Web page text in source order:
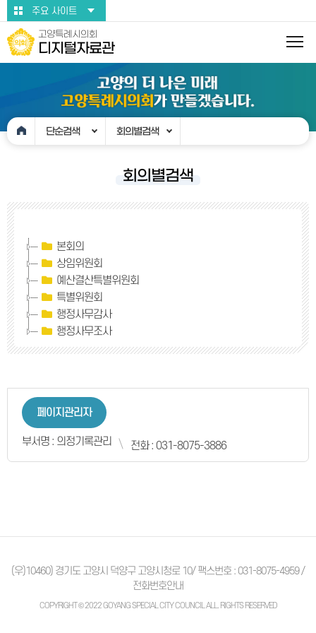
본문바로가기주요 사이트
고양특례시의회
디지털자료관
단순검색 회의별검색
회의별검색
본회의
상임위원회
예산결산특별위원회
특별위원회
행정사무감사
행정사무조사
페이지관리자
부서명 : 의정기록관리 전화 : 031-8075-3886
(우)10460) 경기도 고양시 덕양구 고양시청로 10/ 팩스번호 : 031-8075-4959 /
전화번호안내
COPYRIGHT © 2022 GOYANG SPECIAL CITY COUNCIL ALL. RIGHTS RESERVED